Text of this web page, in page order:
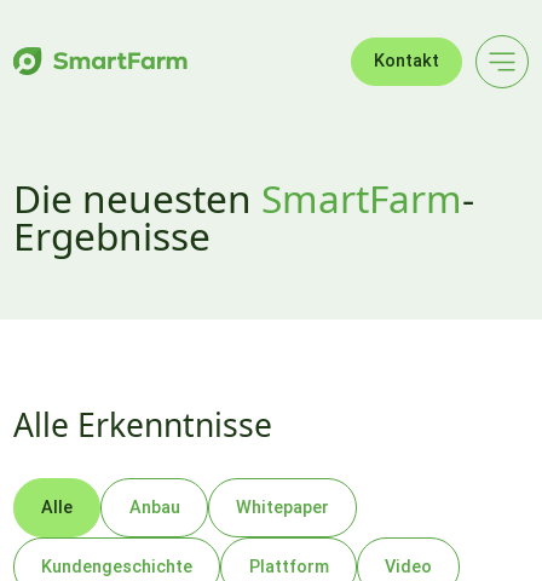
Kontakt
Die neuesten SmartFarm-
Ergebnisse
Alle Erkenntnisse
Alle Anbau Whitepaper
Kundengeschichte Plattform Video